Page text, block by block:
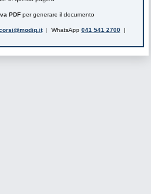
PDFper generare il documento
| WhatsApp 041 541 2700|